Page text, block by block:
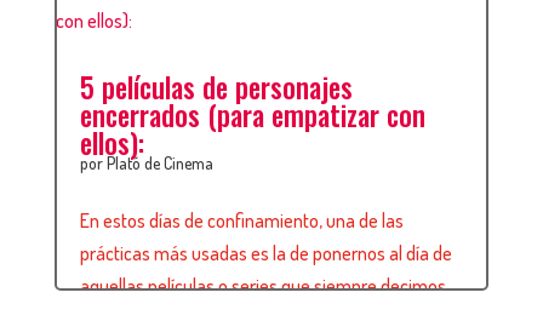
ello, os dejamos con estas 5 propuestas dónde
leer más
5 películas de personajes
encerrados (para empatizar con
ellos):
porPlató de Cinema
En estos días de confinamiento, una de las
prácticas más usadas es la de ponernos al día de
aquellas películas o series que siempre decimos